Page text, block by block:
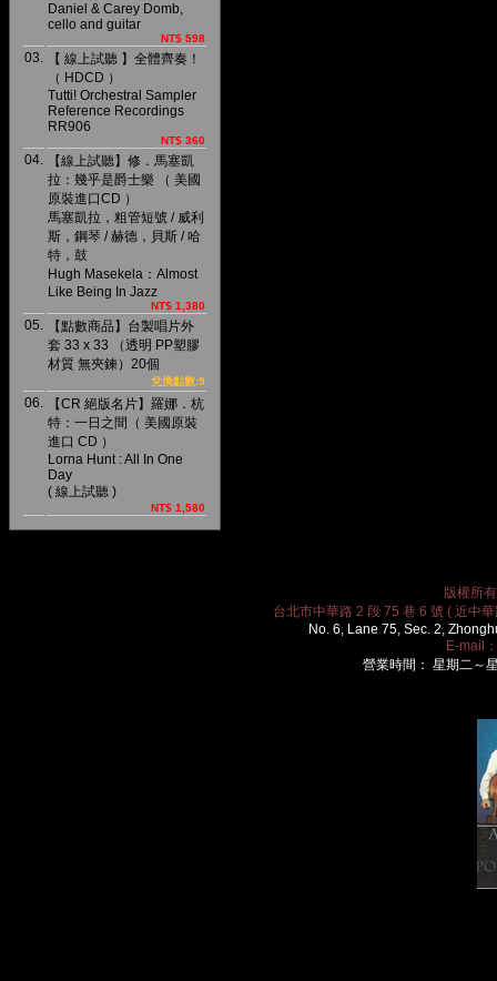
Daniel & Carey Domb,
cello and guitar
NT$ 598
03.
【 線上試聽 】全體齊奏！
（ HDCD ）
Tutti! Orchestral Sampler
Reference Recordings
RR906
NT$ 360
04.
【線上試聽】修．馬塞凱
拉：幾乎是爵士樂 （ 美國
原裝進口CD ）
馬塞凱拉，粗管短號 / 威利
斯，鋼琴 / 赫德，貝斯 / 哈
特，鼓
Hugh Masekela：Almost
Like Being In Jazz
NT$ 1,380
05.
【點數商品】台製唱片外
套 33 x 33 （透明 PP塑膠
材質 無夾鍊）20個
兌換點數:9
06.
【CR 絕版名片】羅娜．杭
特：一日之間（ 美國原裝
進口 CD ）
Lorna Hunt : All In One
Day
( 線上試聽 )
NT$ 1,580
版權所
台北市中華路 2 段 75 巷 6 號 ( 近中
No. 6, Lane 75, Sec. 2,
E-mail：
營業時間： 星期二～